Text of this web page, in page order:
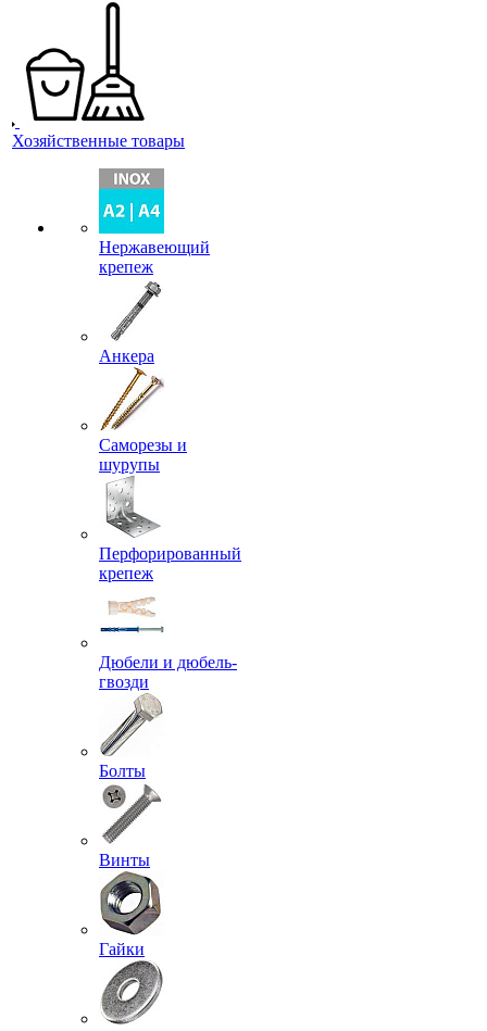
Хозяйственные товары
Нержавеющий
крепеж
Анкера
Саморезы и
шурупы
Перфорированный
крепеж
Дюбели и дюбель-
гвозди
Болты
Винты
Гайки